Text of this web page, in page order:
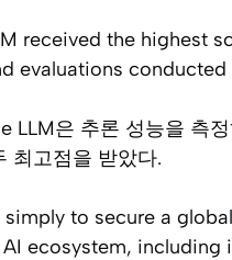
received the highest
evaluations
LLM은 추론 성능을 측
최고점을 받았다.
simply to secure a
ecosystem,